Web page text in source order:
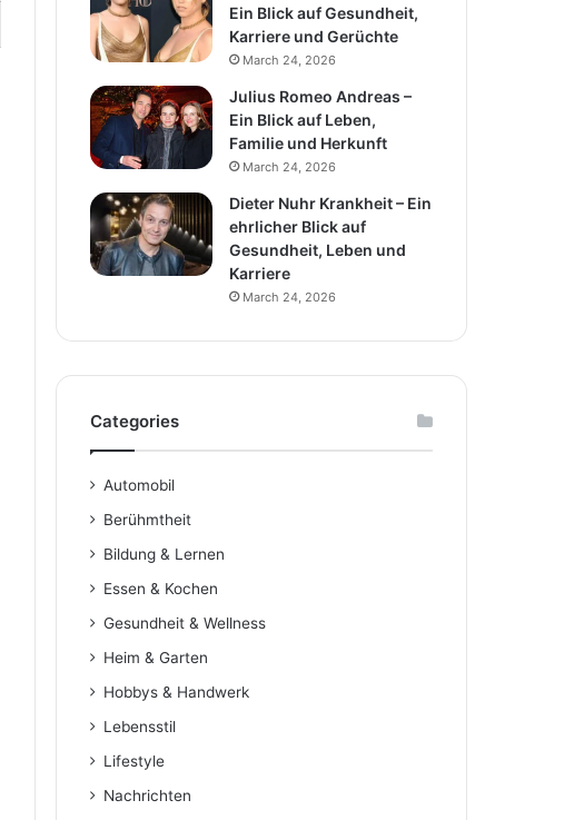
Ein Blick auf Gesundheit,
Karriere und Gerüchte
March 24, 2026
Julius Romeo Andreas –
Ein Blick auf Leben,
Familie und Herkunft
March 24, 2026
Dieter Nuhr Krankheit – Ein
ehrlicher Blick auf
Gesundheit, Leben und
Karriere
March 24, 2026
Categories
Automobil
Berühmtheit
Bildung & Lernen
Essen & Kochen
Gesundheit & Wellness
Heim & Garten
Hobbys & Handwerk
Lebensstil
Lifestyle
Nachrichten